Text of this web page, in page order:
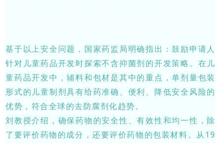
基于以上安全问题，国家药监局明确指出：鼓励申请人
针对儿童药品开发时探索不含抑菌剂的开发策略。在儿
童药品开发中，辅料和包材是其中的重点，单剂量包装
形式的儿童制剂具有给药准确、便利、降低安全风险的
优势，符合全球的去防腐剂化趋势。
刘教授介绍，确保药物的安全性、有效性和均一性，除
了要评价药物的成分，还要评价药物的包装材料。从19